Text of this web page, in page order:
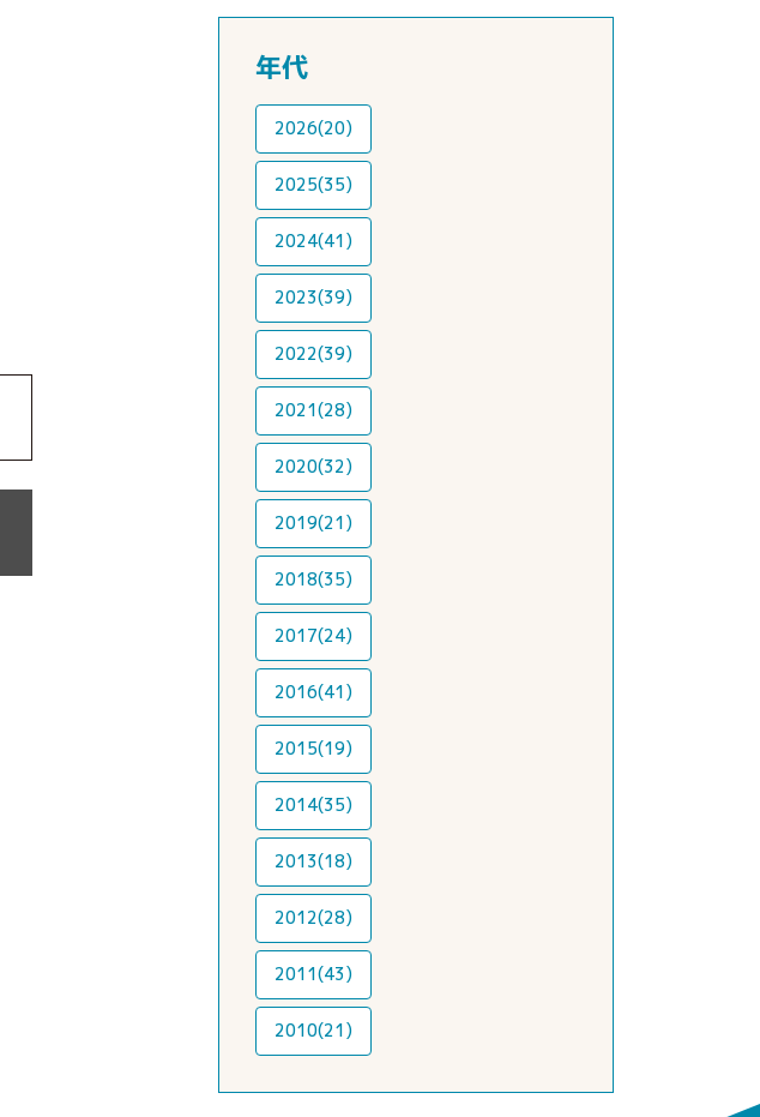
年代
2026(20)
2025(35)
2024(41)
2023(39)
2022(39)
2021(28)
2020(32)
2019(21)
2018(35)
2017(24)
2016(41)
2015(19)
2014(35)
2013(18)
2012(28)
2011(43)
2010(21)